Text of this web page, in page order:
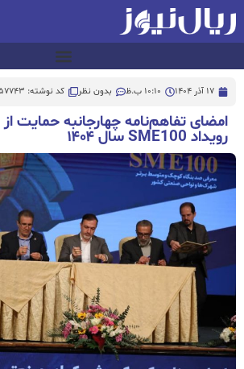
17 آذر 1404 10:10 ب.ظ بدون نظر کد نوشته: 57743
امضای تفاهم‌نامه چهارجانبه حمایت
رویداد SME100 سال ۱۴۰۴